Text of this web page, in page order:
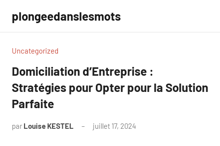
contenu
plongeedanslesmots
Uncategorized
Domiciliation d’Entreprise :
Stratégies pour Opter pour la Solution
Parfaite
par Louise KESTEL juillet 17, 2024